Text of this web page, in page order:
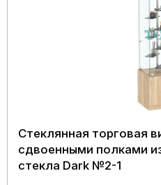
Стеклянная торговая
сдвоенными полками
стекла Dark №2-1